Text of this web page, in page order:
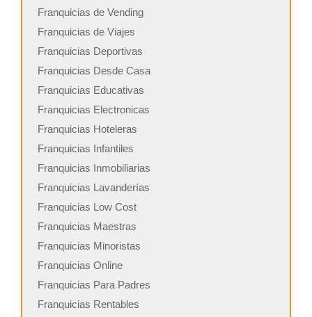
Franquicias de Vending
Franquicias de Viajes
Franquicias Deportivas
Franquicias Desde Casa
Franquicias Educativas
Franquicias Electronicas
Franquicias Hoteleras
Franquicias Infantiles
Franquicias Inmobiliarias
Franquicias Lavanderías
Franquicias Low Cost
Franquicias Maestras
Franquicias Minoristas
Franquicias Online
Franquicias Para Padres
Franquicias Rentables